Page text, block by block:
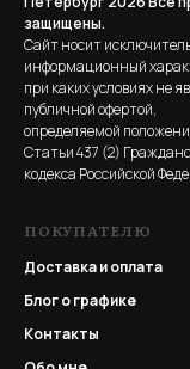
защищены.
Сайт носит
информационный
при каких условиях не
публичной офертой,
определяемой
Статьи 437 (2)
кодекса Российской
ПОКУПАТЕЛЮ
Доставка и оплата
Блог о графике
Контакты